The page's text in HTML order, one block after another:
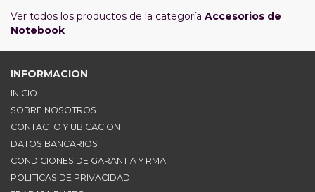
Ver todos los productos de la categoría Accesorios de
Notebook
INFORMACION
INICIO
SOBRE NOSOTROS
CONTACTO Y UBICACION
DATOS BANCARIOS
CONDICIONES DE GARANTIA Y RMA
POLITICAS DE PRIVACIDAD